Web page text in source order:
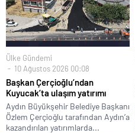
Ülke Gündemi
10 Ağustos 2026 00:08
Başkan Çerçioğlu’ndan
Kuyucak’ta ulaşım yatırımı
Aydın Büyükşehir Belediye Başkanı
Özlem Çerçioğlu tarafından Aydın’a
kazandırılan yatırımlarda...